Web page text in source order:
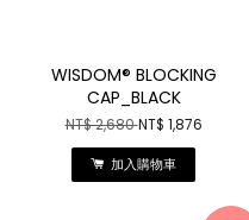
WISDOM® BLOCKING
CAP_BLACK
NT$ 2,680NT$ 1,876
加入購物車